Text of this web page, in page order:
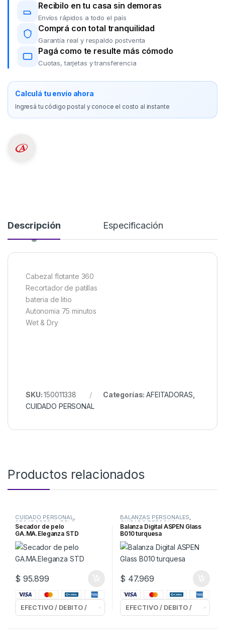
Recibilo en tu casa sin demoras
Envíos rápidos a todo el país
Comprá con total tranquilidad
Garantía real y respaldo postventa
Pagá como te resulte más cómodo
Cuotas, tarjetas y transferencia
Calculá tu envío ahora
Ingresá tu código postal y conoce el costo al instante
Descripción Especificación
Cabezal flotante 360
Recortador de patillas
bateria de litio
Autonomia 75 minutos
Wet & Dry
SKU:150011338 Categorías:AFEITADORAS
CUIDADO PERSONAL
Productos relacionados
CUIDADO PERSONAL,
SECADORES de PELO
Secador de pelo
GA.MA.Eleganza STD
$ 95.899
BALANZAS PERSONALES,
CUIDADO PERSONAL
Balanza Digital ASPEN Glass
B010 turquesa
$ 47.969